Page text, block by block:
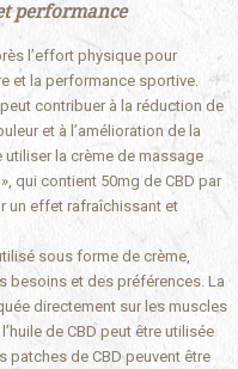
performance
l’effort physique pour
et la performance sportive.
contribuer à la réduction de
et à l’amélioration de la
la crème de massage
qui contient 50mg de CBD par
un effet rafraîchissant et
sous forme de crème,
besoins et des préférences. La
directement sur les muscles
de CBD peut être utilisée
patches de CBD peuvent être